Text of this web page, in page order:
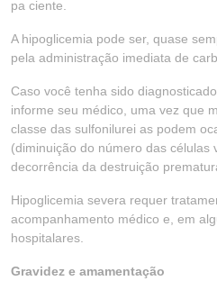
pa ciente.
A hipoglicemia pode ser, quase
pela administração imediata de
Caso você tenha sido
informe seu médico, uma vez que
classe das sulfonilurei as podem
(diminuição do número das células
decorrência da destruição
Hipoglicemia severa requer
acompanhamento médico e, em
hospitalares.
Gravidez e amamentação